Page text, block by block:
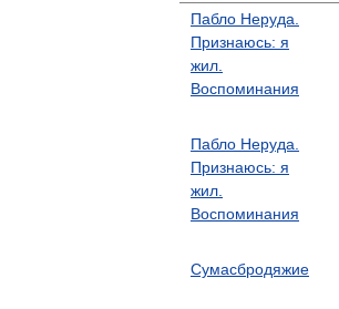
Пабло Неруда.
Признаюсь: я
жил.
Воспоминания
Пабло Неруда.
Признаюсь: я
жил.
Воспоминания
Сумасбродяжие